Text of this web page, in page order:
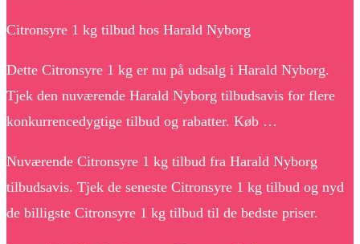
Citronsyre 1 kg tilbud hos Harald Nyborg
Dette Citronsyre 1 kg er nu på udsalg i Harald Nyborg.
Tjek den nuværende Harald Nyborg tilbudsavis for flere
konkurrencedygtige tilbud og rabatter. Køb …
Nuværende Citronsyre 1 kg tilbud fra Harald Nyborg
tilbudsavis. Tjek de seneste Citronsyre 1 kg tilbud og nyd
de billigste Citronsyre 1 kg tilbud til de bedste priser.